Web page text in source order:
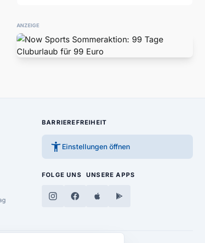
ANZEIGE
BARRIEREFREIHEIT
accessibility_new Einstellungen öffnen
FOLGE UNS UNSERE APPS